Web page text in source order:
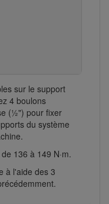
sur le support
4 boulons
(½") pour fixer
du système
136 à 149 N·m.
à l'aide des 3